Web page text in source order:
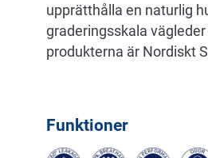
upprätthålla en naturlig
graderingsskala
produkterna är Nordiskt
Funktioner